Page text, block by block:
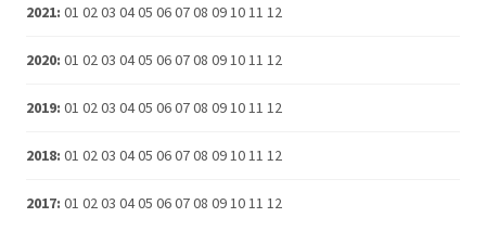
2021: 01 0203 0405 060708 091011 12
2020: 01 0203 0405 060708 091011 12
2019: 01 0203 0405 060708 091011 12
2018: 01 0203 0405 060708 091011 12
2017: 01 0203 0405 060708 091011 12